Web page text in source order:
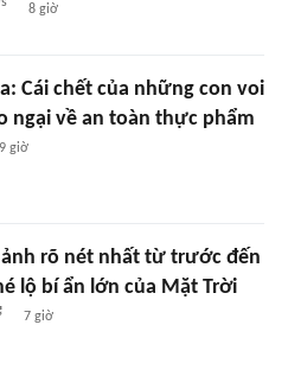
8 giờ
Cái chết của những con voi
ngại về an toàn thực phẩm
9 giờ
ảnh rõ nét nhất từ trước đến
lộ bí ẩn lớn của Mặt Trời
7 giờ